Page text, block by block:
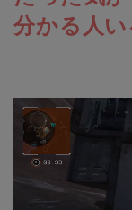
分かる人い